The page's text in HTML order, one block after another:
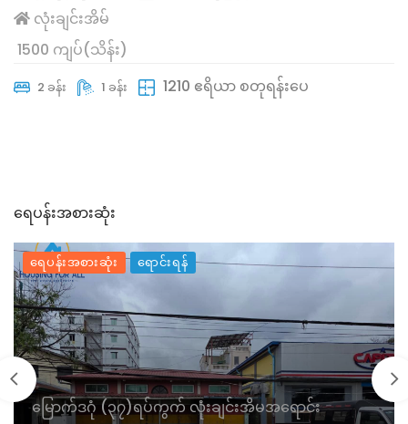
လုံးချင်းအိမ်
1500 ကျပ်(သိန်း)
2 ခန်း 1 ခန်း 1210 ဧရိယာ စတုရန်းပေ
ရေပန်းအစားဆုံး
ရေပန်းအစားဆုံး ရောင်းရန်
မြောက်ဒဂုံ (၃၇)ရပ်ကွက် လုံးချင်းအိမအရောင်း